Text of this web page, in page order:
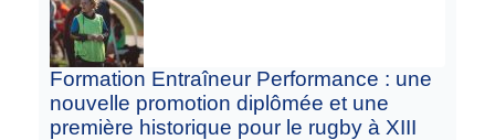
Formation Entraîneur Performance : une
nouvelle promotion diplômée et une
première historique pour le rugby à XIII